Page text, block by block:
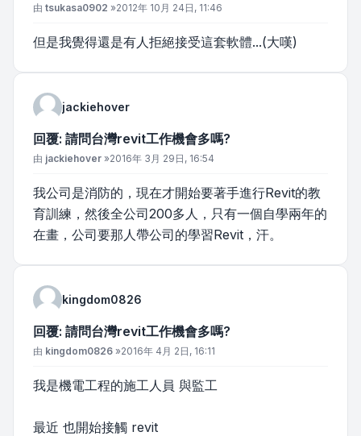
文章
由 tsukasa0902 »2012年 10月 24日, 11:46
但是我覺得還是有人拒絕接受這套軟體...(大嘆)
jackiehover
回覆: 請問台灣revit工作機會多嗎?
文章
由 jackiehover »2016年 3月 29日, 16:54
我公司是消防的，現在才開始要著手進行Revit的教
育訓練，然後全公司200多人，只有一個自學兩年的
在畫，公司要那人帶公司的學習Revit，汗。
kingdom0826
回覆: 請問台灣revit工作機會多嗎?
文章
由 kingdom0826 »2016年 4月 2日, 16:11
我是機電工程的施工人員 與監工
最近 也開始接觸 revit